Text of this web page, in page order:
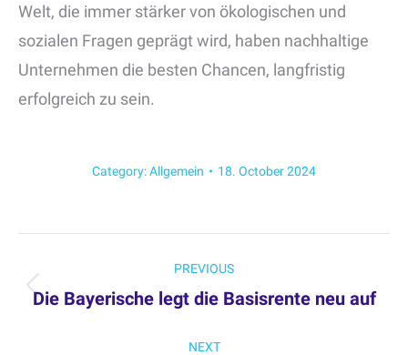
Welt, die immer stärker von ökologischen und
sozialen Fragen geprägt wird, haben nachhaltige
Unternehmen die besten Chancen, langfristig
erfolgreich zu sein.
Category:Allgemein 18. October 2024
navigation
PREVIOUS
Previous
Die Bayerische legt die Basisrente neu auf
NEXT